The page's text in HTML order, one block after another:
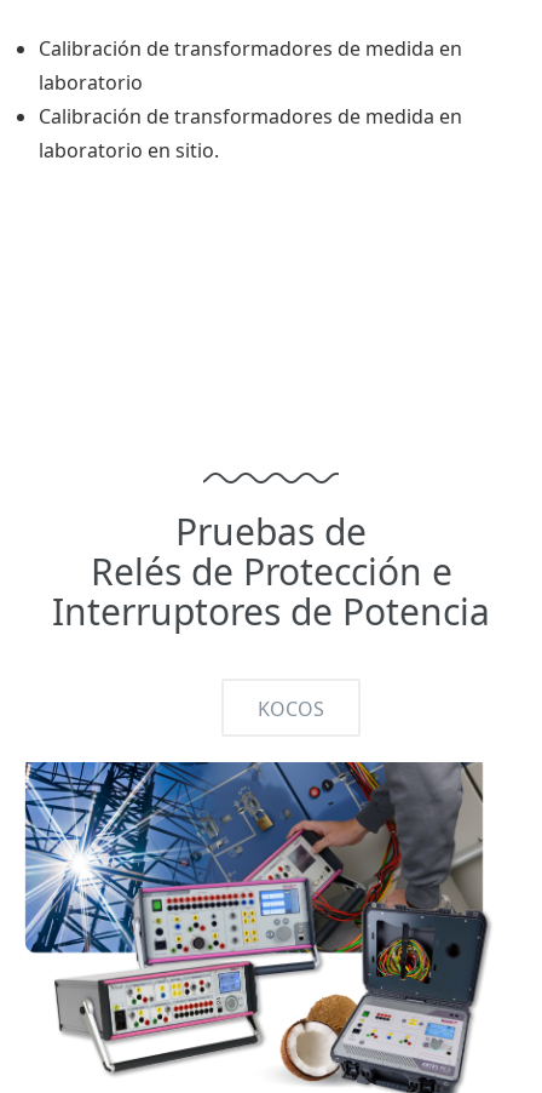
Calibración de transformadores de medida en
laboratorio
Calibración de transformadores de medida en
laboratorio en sitio.
Pruebas de
Relés de Protección e
Interruptores de Potencia
KOCOS